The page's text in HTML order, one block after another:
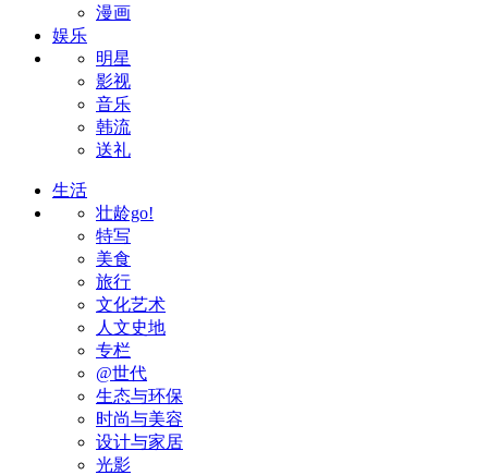
漫画
娱乐
明星
影视
音乐
韩流
送礼
生活
壮龄go!
特写
美食
旅行
文化艺术
人文史地
专栏
@世代
生态与环保
时尚与美容
设计与家居
光影